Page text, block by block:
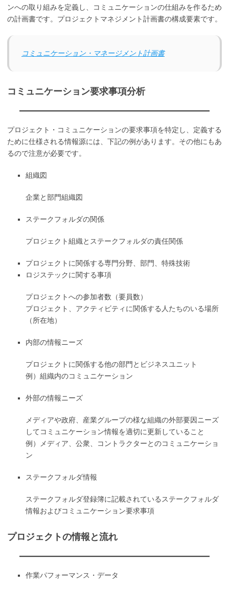
ンへの取り組みを定義し、コミュニケーションの仕組みを作るため
の計画書です。プロジェクトマネジメント計画書の構成要素です。
コミュニケーション・マネージメント計画書
コミュニケーション要求事項分析
プロジェクト・コミュニケーションの要求事項を特定し、定義する
ために仕様される情報源には、下記の例があります。その他にもあ
るので注意が必要です。
組織図
企業と部門組織図
ステークフォルダの関係
プロジェクト組織とステークフォルダの責任関係
プロジェクトに関係する専門分野、部門、特殊技術
ロジステックに関する事項
プロジェクトへの参加者数（要員数）
プロジェクト、アクティビティに関係する人たちのいる場所
（所在地）
内部の情報ニーズ
プロジェクトに関係する他の部門とビジネスユニット
例）組織内のコミュニケーション
外部の情報ニーズ
メディアや政府、産業グループの様な組織の外部要因ニーズ
してコミュニケーション情報を適切に更新していること
例）メディア、公衆、コントラクターとのコミュニケーショ
ン
ステークフォルダ情報
ステークフォルダ登録簿に記載されているステークフォルダ
情報およびコミュニケーション要求事項
プロジェクトの情報と流れ
作業パフォーマンス・データ